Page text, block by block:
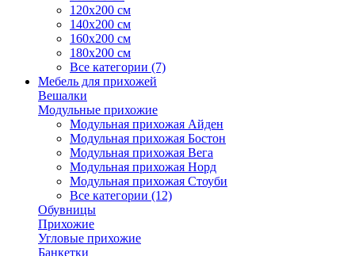
120х200 см
140х200 см
160х200 см
180х200 см
Все категории (7)
Мебель для прихожей
Вешалки
Модульные прихожие
Модульная прихожая Айден
Модульная прихожая Бостон
Модульная прихожая Вега
Модульная прихожая Норд
Модульная прихожая Стоуби
Все категории (12)
Обувницы
Прихожие
Угловые прихожие
Банкетки